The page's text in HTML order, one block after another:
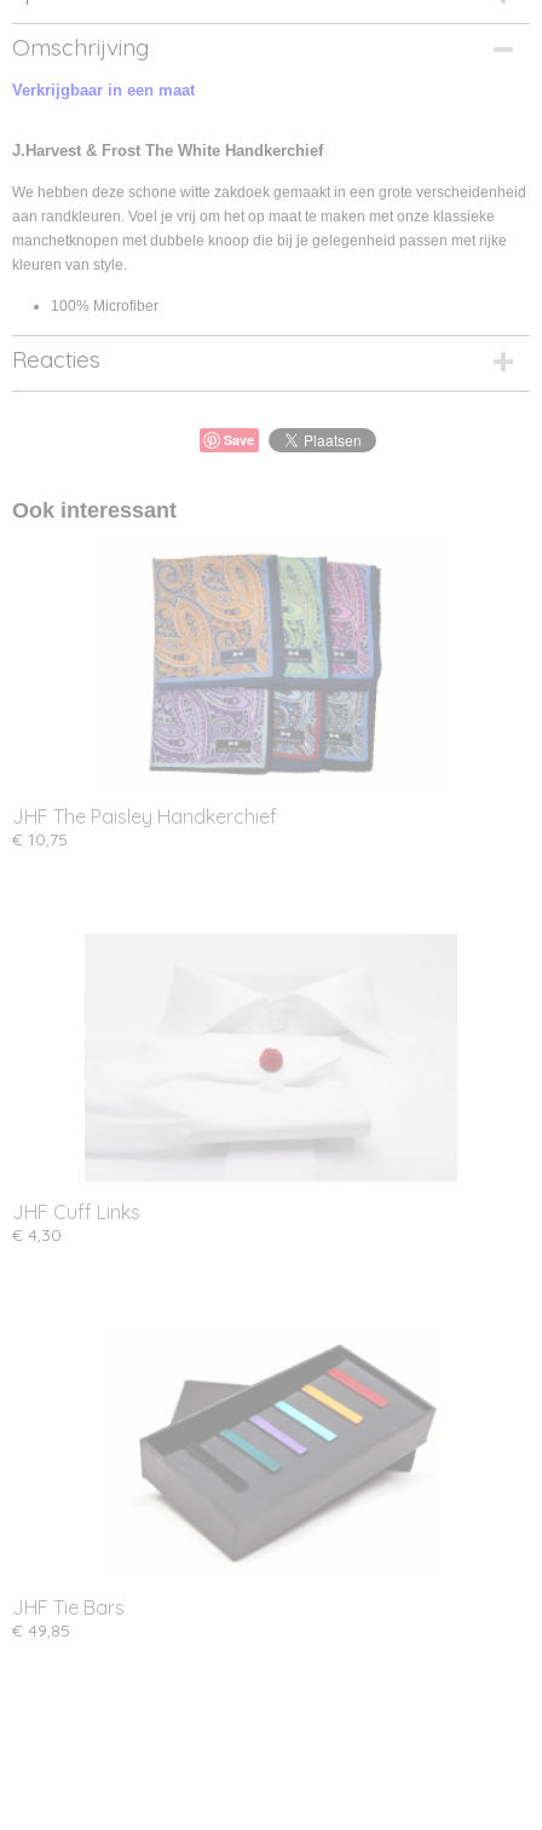
Productcode
2920100-1
Productcode leverancier
Omschrijving
Verkrijgbaar in een maat
J.Harvest & Frost The White Handkerchief
We hebben deze schone witte zakdoek gemaakt in een grote verscheidenheid
aan randkleuren. Voel je vrij om het op maat te maken met onze klassieke
manchetknopen met dubbele knoop die bij je gelegenheid passen met rijke
kleuren van style.
100% Microfiber
Reacties
Save
Ook interessant
JHF The Paisley Handkerchief
€ 10,75
JHF Cuff Links
€ 4,30
JHF Tie Bars
€ 49,85